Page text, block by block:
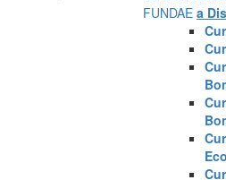
FUNDAE a